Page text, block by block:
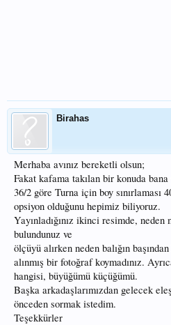
Birahas
Merhaba avınız bereketli olsun;
Fakat kafama takılan bir konuda
36/2 göre Turna için boy sınırlaması
opsiyon olduğunu hepimiz biliyoruz.
Yayınladığınız ikinci resimde,
bulundunuz ve
ölçüyü alırken neden balığın
alınmış bir fotoğraf koymadınız.
hangisi, büyüğümü küçüğümü.
Başka arkadaşlarımızdan gelecek
önceden sormak istedim.
Teşekkürler